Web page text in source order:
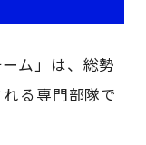
ム」は、総勢
る専門部隊で